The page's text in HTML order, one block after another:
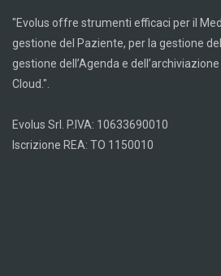
"Evolus offre strumenti efficaci per il
gestione del Paziente, per la gestione
gestione dell’Agenda e
Cloud.".
Evolus Srl. P.IVA: 10633690010
Iscrizione REA: TO 1150010